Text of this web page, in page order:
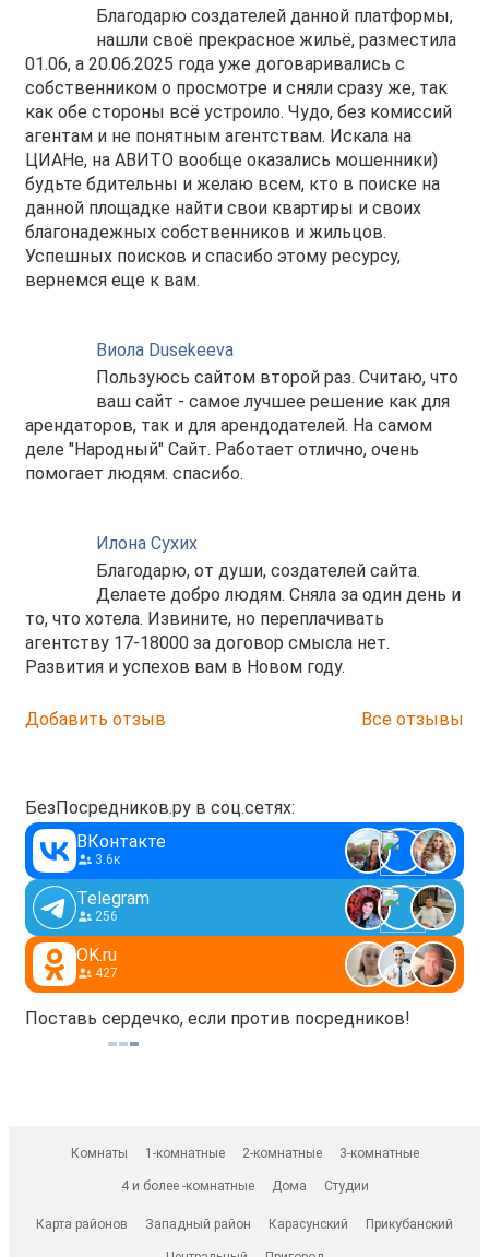
Благодарю создателей данной платформы,
нашли своё прекрасное жильё, разместила
01.06, а 20.06.2025 года уже договаривались с
собственником о просмотре и сняли сразу же, так
как обе стороны всё устроило. Чудо, без комиссий
агентам и не понятным агентствам. Искала на
ЦИАНе, на АВИТО вообще оказались мошенники)
будьте бдительны и желаю всем, кто в поиске на
данной площадке найти свои квартиры и своих
благонадежных собственников и жильцов.
Успешных поисков и спасибо этому ресурсу,
вернемся еще к вам.
Виола Dusekeeva
Пользуюсь сайтом второй раз. Считаю, что
ваш сайт - самое лучшее решение как для
арендаторов, так и для арендодателей. На самом
деле "Народный" Сайт. Работает отлично, очень
помогает людям. спасибо.
Илона Сухих
Благодарю, от души, создателей сайта.
Делаете добро людям. Сняла за один день и
то, что хотела. Извините, но переплачивать
агентству 17-18000 за договор смысла нет.
Развития и успехов вам в Новом году.
Добавить отзыв Все отзывы
БезПосредников.ру в соц.сетях:
ВКонтакте
3.6к
Telegram
256
OK.ru
427
Поставь сердечко, если против посредников!
Комнаты 1-комнатные 2-комнатные 3-комнатные
4 и более -комнатные Дома Студии
Карта районов Западный район Карасунский Прикубанский